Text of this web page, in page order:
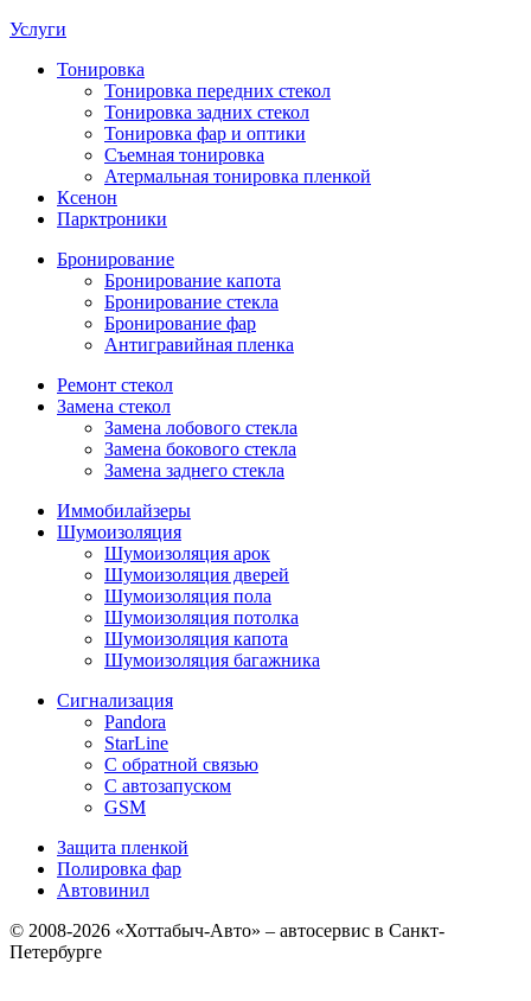
Услуги
Тонировка
Тонировка передних стекол
Тонировка задних стекол
Тонировка фар и оптики
Съемная тонировка
Атермальная тонировка пленкой
Ксенон
Парктроники
Бронирование
Бронирование капота
Бронирование стекла
Бронирование фар
Антигравийная пленка
Ремонт стекол
Замена стекол
Замена лобового стекла
Замена бокового стекла
Замена заднего стекла
Иммобилайзеры
Шумоизоляция
Шумоизоляция арок
Шумоизоляция дверей
Шумоизоляция пола
Шумоизоляция потолка
Шумоизоляция капота
Шумоизоляция багажника
Сигнализация
Pandora
StarLine
С обратной связью
С автозапуском
GSM
Защита пленкой
Полировка фар
Автовинил
© 2008-2026 «Хоттабыч-Авто» – автосервис в Санкт-
Петербурге